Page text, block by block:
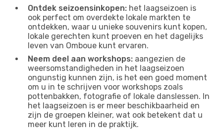
Ontdek seizoensinkopen: het laagseizoen is
ook perfect om overdekte lokale markten te
ontdekken, waar u unieke souvenirs kunt kopen,
lokale gerechten kunt proeven en het dagelijks
leven van Omboue kunt ervaren.
Neem deel aan workshops: aangezien de
weersomstandigheden in het laagseizoen
ongunstig kunnen zijn, is het een goed moment
om u in te schrijven voor workshops zoals
pottenbakken, fotografie of lokale danslessen. In
het laagseizoen is er meer beschikbaarheid en
zijn de groepen kleiner, wat ook betekent dat u
meer kunt leren in de praktijk.